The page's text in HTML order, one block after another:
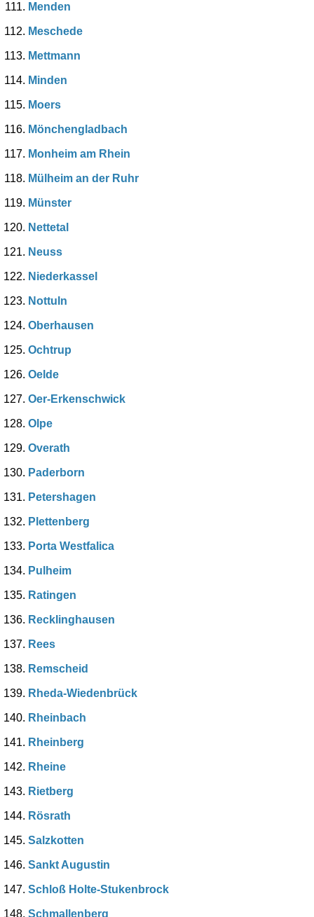
Menden
Meschede
Mettmann
Minden
Moers
Mönchengladbach
Monheim am Rhein
Mülheim an der Ruhr
Münster
Nettetal
Neuss
Niederkassel
Nottuln
Oberhausen
Ochtrup
Oelde
Oer-Erkenschwick
Olpe
Overath
Paderborn
Petershagen
Plettenberg
Porta Westfalica
Pulheim
Ratingen
Recklinghausen
Rees
Remscheid
Rheda-Wiedenbrück
Rheinbach
Rheinberg
Rheine
Rietberg
Rösrath
Salzkotten
Sankt Augustin
Schloß Holte-Stukenbrock
Schmallenberg